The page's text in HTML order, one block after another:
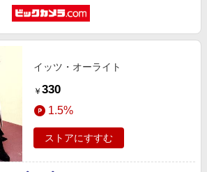
イッツ・オーライト
￥ 330
1.5%
ストアにすすむ